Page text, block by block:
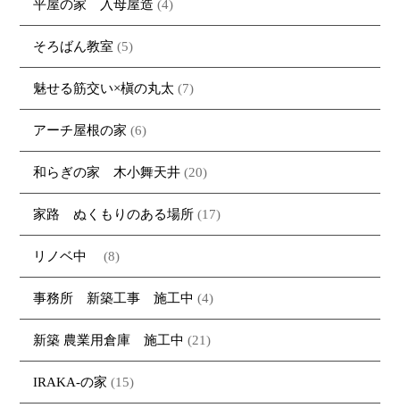
平屋の家 入母屋造 (4)
そろばん教室 (5)
魅せる筋交い×槇の丸太 (7)
アーチ屋根の家 (6)
和らぎの家 木小舞天井 (20)
家路 ぬくもりのある場所 (17)
リノベ中 (8)
事務所 新築工事 施工中 (4)
新築 農業用倉庫 施工中 (21)
IRAKA-の家 (15)